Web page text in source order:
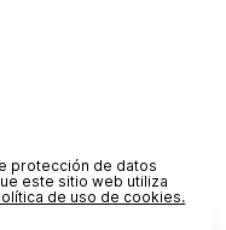
protección de datos
este sitio web utiliza
de uso de cookies.